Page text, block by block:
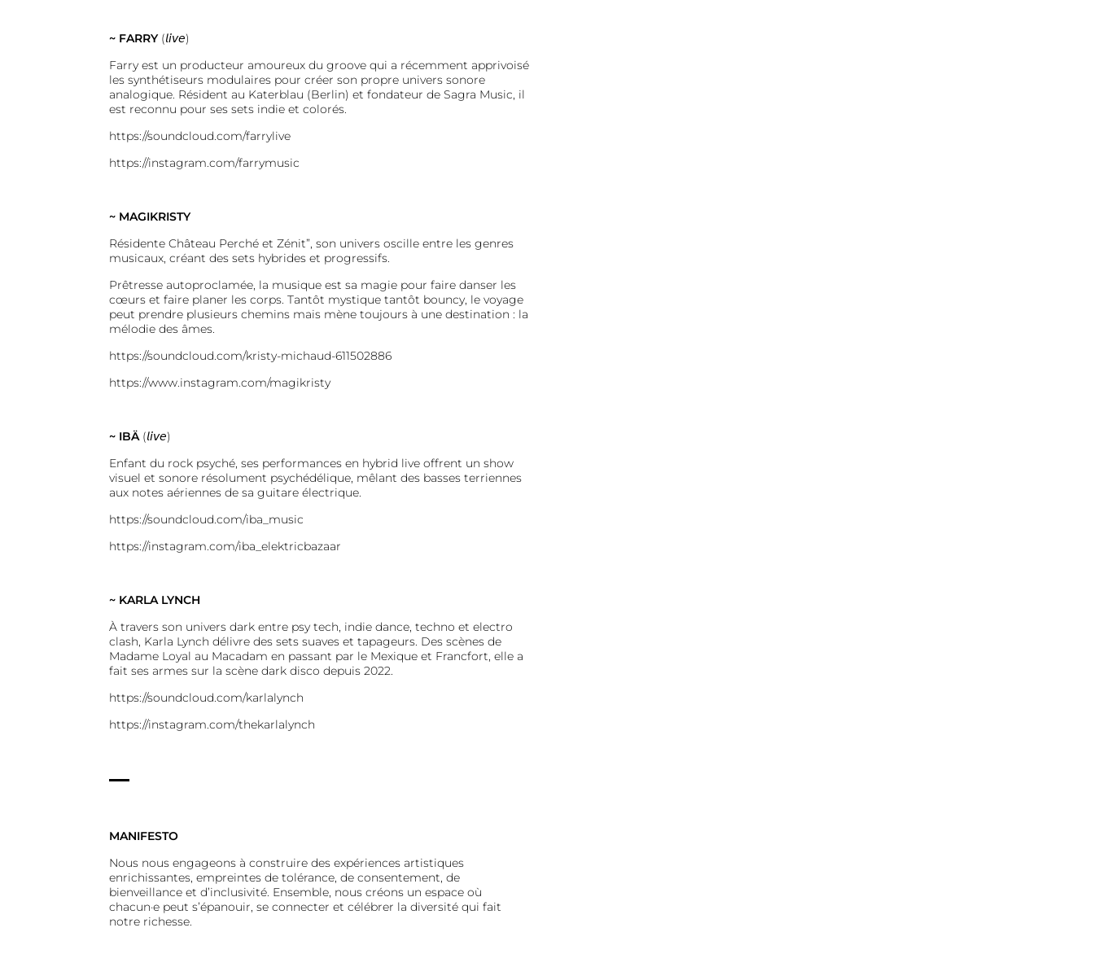
~ FARRY(𝘭𝘪𝘷𝘦)
Farry est un producteur amoureux du groove qui a récemment apprivoisé
les synthétiseurs modulaires pour créer son propre univers sonore
analogique. Résident au Katerblau (Berlin) et fondateur de Sagra Music, il
est reconnu pour ses sets indie et colorés.
https://soundcloud.com/farrylive
https://instagram.com/farrymusic
~ MAGIKRISTY
Résidente Château Perché et Zénit”, son univers oscille entre les genres
musicaux, créant des sets hybrides et progressifs.
Prêtresse autoproclamée, la musique est sa magie pour faire danser les
cœurs et faire planer les corps. Tantôt mystique tantôt bouncy, le voyage
peut prendre plusieurs chemins mais mène toujours à une destination : la
mélodie des âmes.
https://soundcloud.com/kristy-michaud-611502886
https://www.instagram.com/magikristy
~ IBÄ(𝘭𝘪𝘷𝘦)
Enfant du rock psyché, ses performances en hybrid live offrent un show
visuel et sonore résolument psychédélique, mêlant des basses terriennes
aux notes aériennes de sa guitare électrique.
https://soundcloud.com/iba_music
https://instagram.com/iba_elektricbazaar
~ KARLA LYNCH
À travers son univers dark entre psy tech, indie dance, techno et electro
clash, Karla Lynch délivre des sets suaves et tapageurs. Des scènes de
Madame Loyal au Macadam en passant par le Mexique et Francfort, elle a
fait ses armes sur la scène dark disco depuis 2022.
https://soundcloud.com/karlalynch
https://instagram.com/thekarlalynch
MANIFESTO
Nous nous engageons à construire des expériences artistiques
enrichissantes, empreintes de tolérance, de consentement, de
bienveillance et d’inclusivité. Ensemble, nous créons un espace où
chacun·e peut s’épanouir, se connecter et célébrer la diversité qui fait
notre richesse.